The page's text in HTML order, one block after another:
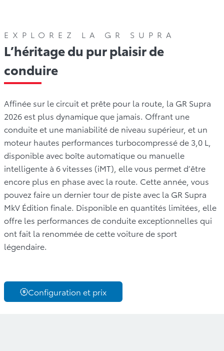
EXPLOREZ LA GR SUPRA
L’héritage du pur plaisir de
conduire
Affinée sur le circuit et prête pour la route, la GR Supra
2026 est plus dynamique que jamais. Offrant une
conduite et une maniabilité de niveau supérieur, et un
moteur hautes performances turbocompressé de 3,0 L,
disponible avec boîte automatique ou manuelle
intelligente à 6 vitesses (iMT), elle vous permet d’être
encore plus en phase avec la route. Cette année, vous
pouvez faire un dernier tour de piste avec la GR Supra
MkV Édition finale. Disponible en quantités limitées, elle
offre les performances de conduite exceptionnelles qui
ont fait la renommée de cette voiture de sport
légendaire.
Configuration et prix